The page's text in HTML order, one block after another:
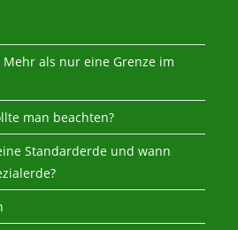
als nur eine Grenze im
man beachten?
Standarderde und wann